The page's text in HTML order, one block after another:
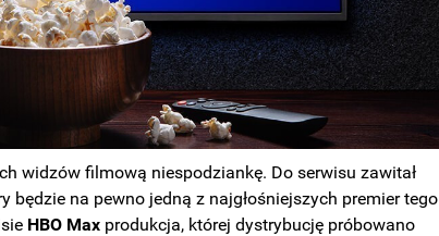
widzów filmową niespodziankę. Do serwisu zawitał
będzie na pewno jedną z najgłośniejszych premier tego
HBO Max produkcja, której dystrybucję próbowano